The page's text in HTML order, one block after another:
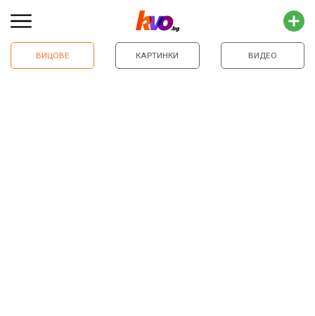
ВИЦОВЕ КАРТИНКИ ВИДЕО